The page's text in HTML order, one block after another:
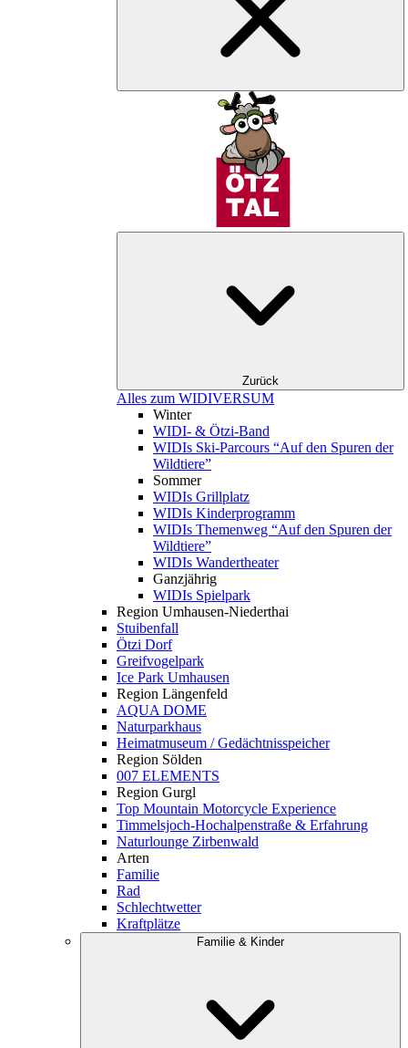
Zurück
Alles zum WIDIVERSUM
Winter
WIDI- & Ötzi-Band
WIDIs Ski-Parcours “Auf den Spuren der
Wildtiere”
Sommer
WIDIs Grillplatz
WIDIs Kinderprogramm
WIDIs Themenweg “Auf den Spuren der
Wildtiere”
WIDIs Wandertheater
Ganzjährig
WIDIs Spielpark
Region Umhausen-Niederthai
Stuibenfall
Ötzi Dorf
Greifvogelpark
Ice Park Umhausen
Region Längenfeld
AQUA DOME
Naturparkhaus
Heimatmuseum / Gedächtnisspeicher
Region Sölden
007 ELEMENTS
Region Gurgl
Top Mountain Motorcycle Experience
Timmelsjoch-Hochalpenstraße & Erfahrung
Naturlounge Zirbenwald
Arten
Familie
Rad
Schlechtwetter
Kraftplätze
Familie & Kinder